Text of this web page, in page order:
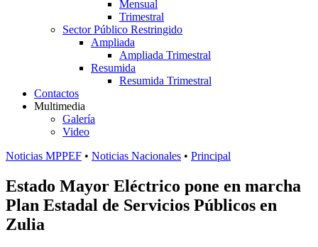
Mensual
Trimestral
Sector Público Restringido
Ampliada
Ampliada Trimestral
Resumida
Resumida Trimestral
Contactos
Multimedia
Galería
Video
Noticias MPPEF • Noticias Nacionales • Principal
Estado Mayor Eléctrico pone en marcha
Plan Estadal de Servicios Públicos en
Zulia